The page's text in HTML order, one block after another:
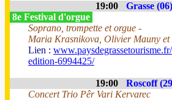
19:00 Grasse
8e Festival d'orgue
Soprano, trompette et orgue -
Maria Krasnikova, Olivier Mauny
Lien :
edition-6994425/
19:00 Roscoff
Concert Trio Pêr Vari Kervarec